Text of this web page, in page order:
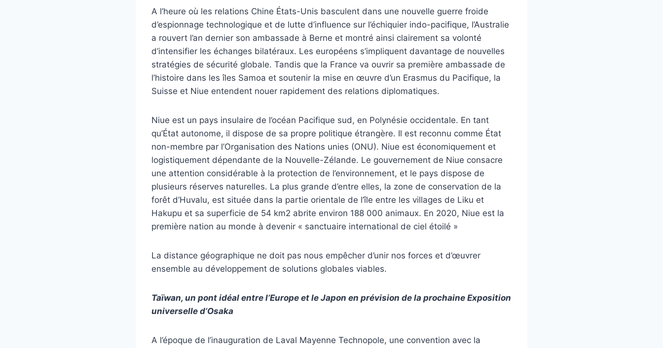
A l’heure où les relations Chine États-Unis basculent dans une nouvelle guerre froide
d’espionnage technologique et de lutte d’influence sur l’échiquier indo-pacifique, l’Australie
a rouvert l’an dernier son ambassade à Berne et montré ainsi clairement sa volonté
d’intensifier les échanges bilatéraux. Les européens s’impliquent davantage de nouvelles
stratégies de sécurité globale. Tandis que la France va ouvrir sa première ambassade de
l’histoire dans les îles Samoa et soutenir la mise en œuvre d’un Erasmus du Pacifique, la
Suisse et Niue entendent nouer rapidement des relations diplomatiques.
Niue est un pays insulaire de l’océan Pacifique sud, en Polynésie occidentale. En tant
qu’État autonome, il dispose de sa propre politique étrangère. Il est reconnu comme État
non-membre par l’Organisation des Nations unies (ONU). Niue est économiquement et
logistiquement dépendante de la Nouvelle-Zélande. Le gouvernement de Niue consacre
une attention considérable à la protection de l’environnement, et le pays dispose de
plusieurs réserves naturelles. La plus grande d’entre elles, la zone de conservation de la
forêt d’Huvalu, est située dans la partie orientale de l’île entre les villages de Liku et
Hakupu et sa superficie de 54 km2 abrite environ 188 000 animaux. En 2020, Niue est la
première nation au monde à devenir « sanctuaire international de ciel étoilé »
La distance géographique ne doit pas nous empêcher d’unir nos forces et d’œuvrer
ensemble au développement de solutions globales viables.
Taïwan, un pont idéal entre l’Europe et le Japon en prévision de la prochaine Exposition
universelle d’Osaka
A l’époque de l’inauguration de Laval Mayenne Technopole, une convention avec la